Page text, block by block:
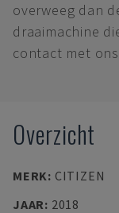
overweeg dan
draaimachine
contact met
Overzicht
MERK: CITIZEN
JAAR: 2018